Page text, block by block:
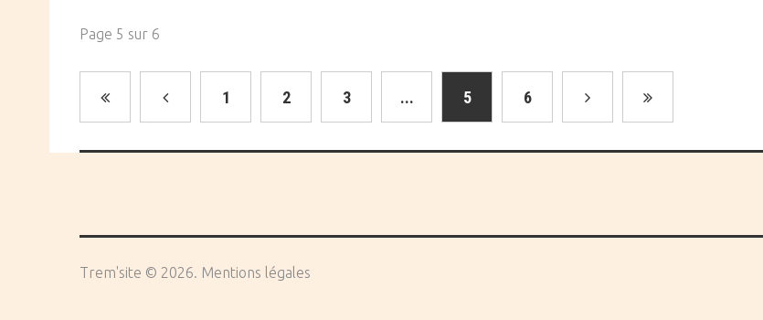
Page 5 sur 6
1 2 3 ... 5 6
Trem'site © 2026 Mentions légales